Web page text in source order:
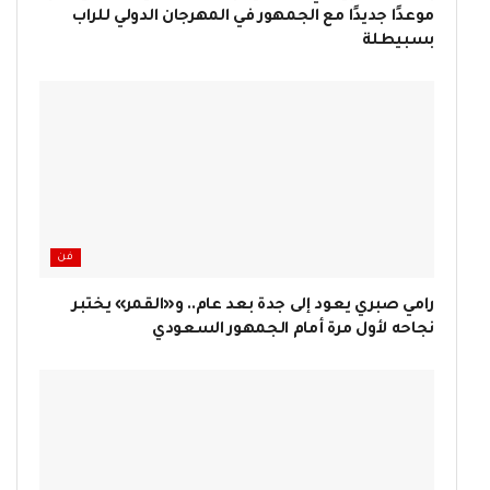
موعدًا جديدًا مع الجمهور في المهرجان الدولي للراب
بسبيطلة
فن
رامي صبري يعود إلى جدة بعد عام.. و«القمر» يختبر
نجاحه لأول مرة أمام الجمهور السعودي